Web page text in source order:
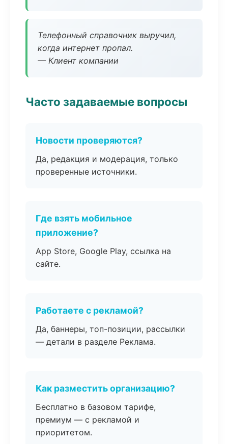
Телефонный справочник выручил,
когда интернет пропал.
— Клиент компании
Часто задаваемые вопросы
Новости проверяются?
Да, редакция и модерация, только
проверенные источники.
Где взять мобильное
приложение?
App Store, Google Play, ссылка на
сайте.
Работаете с рекламой?
Да, баннеры, топ-позиции, рассылки
— детали в разделе Реклама.
Как разместить организацию?
Бесплатно в базовом тарифе,
премиум — с рекламой и
приоритетом.